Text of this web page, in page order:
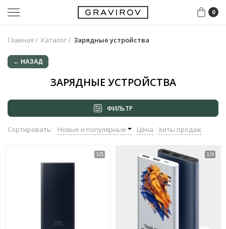
0
Главная / Каталог/ Зарядные устройства
← НАЗАД
ЗАРЯДНЫЕ УСТРОЙСТВА
ФИЛЬТР
Сортировать: Новые и популярные Цена Хиты продаж